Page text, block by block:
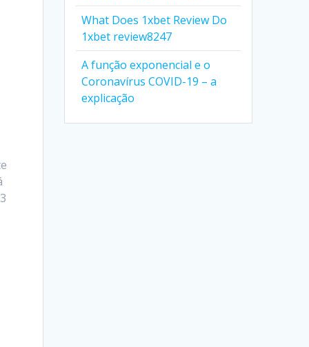
What Does 1xbet Review Do
1xbet review8247
A função exponencial e o
Coronavírus COVID-19 – a
explicação